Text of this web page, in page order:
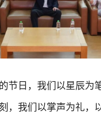
节日，我们以星辰为
，我们以掌声为礼，